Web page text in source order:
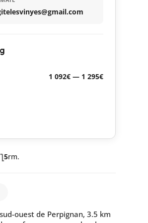
5rm.
ouest de Perpignan, 3.5 km
1 092€ — 1 295€